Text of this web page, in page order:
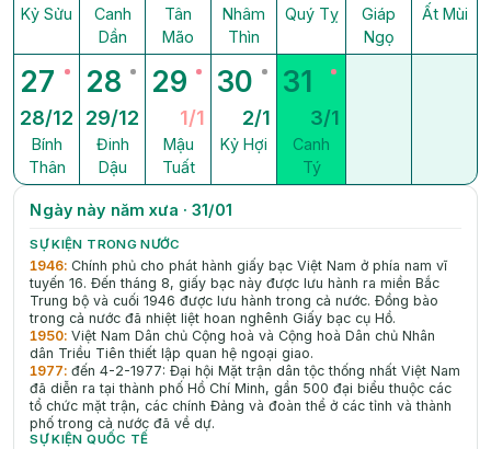
Kỷ Sửu
Canh
Dần
Tân
Mão
Nhâm
Thìn
Quý Tỵ
Giáp
Ngọ
Ất Mùi
27
28/12
Bính
Thân
28
29/12
Đinh
Dậu
29
1/1
Mậu
Tuất
30
2/1
Kỷ Hợi
31
3/1
Canh
Tý
Ngày này năm xưa · 31/01
SỰ KIỆN TRONG NƯỚC
1946:Chính phủ cho phát hành giấy bạc Việt Nam ở phía nam vĩ
tuyến 16. Đến tháng 8, giấy bạc này được lưu hành ra miền Bắc
Trung bộ và cuối 1946 được lưu hành trong cả nước. Đồng bào
trong cả nước đã nhiệt liệt hoan nghênh Giấy bạc cụ Hồ.
1950:Việt Nam Dân chủ Cộng hoà và Cộng hoà Dân chủ Nhân
dân Triều Tiên thiết lập quan hệ ngoại giao.
1977:đến 4-2-1977: Đại hội Mặt trận dân tộc thống nhất Việt Nam
đã diễn ra tại thành phố Hồ Chí Minh, gần 500 đại biểu thuộc các
tổ chức mặt trận, các chính Đảng và đoàn thể ở các tỉnh và thành
phố trong cả nước đã về dự.
SỰ KIỆN QUỐC TẾ